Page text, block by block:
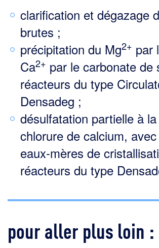
clarification et dégazage
brutes ;
précipitation du Mg2+ par
Ca2+ par le carbonate de
réacteurs du type
Densadeg ;
désulfatation partielle à
chlorure de calcium,
eaux-mères de
réacteurs du type
pour aller plus loin :